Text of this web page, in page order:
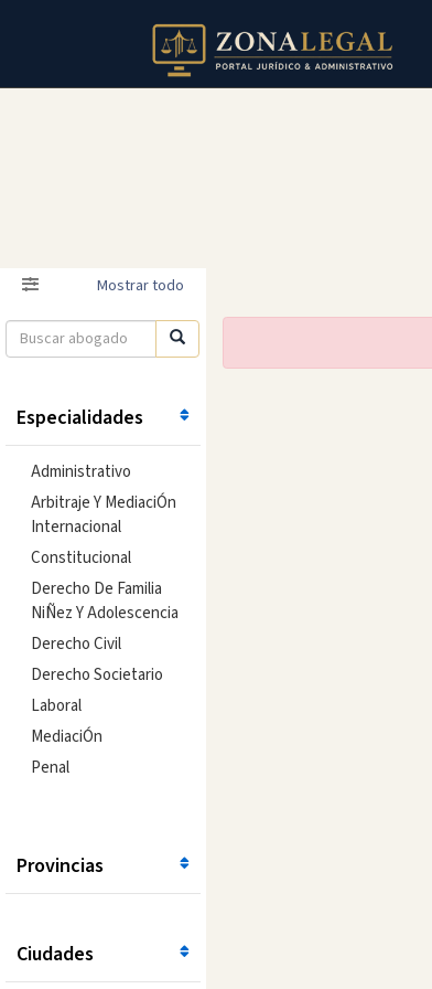
Filtro Mostrar todo
Especialidades
Administrativo
Arbitraje Y MediaciÓn
Internacional
Constitucional
Derecho De Familia
NiÑez Y Adolescencia
Derecho Civil
Derecho Societario
Laboral
MediaciÓn
Penal
Provincias
Ciudades